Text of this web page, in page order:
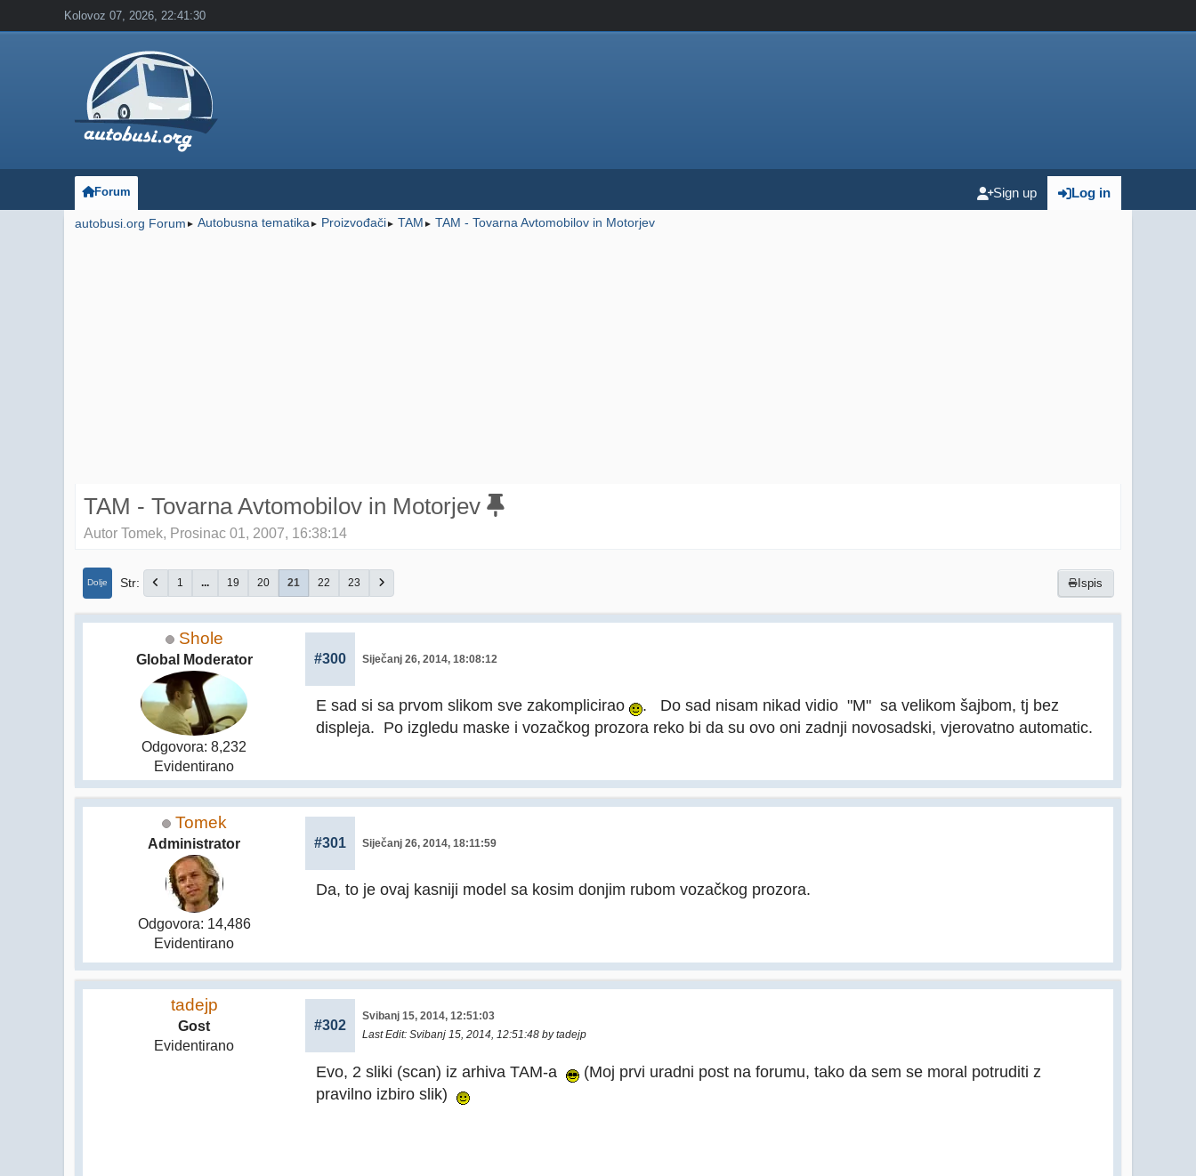
Kolovoz 07, 2026, 22:41:30
Log in
Sign up
Forum
autobusi.org Forum ► Autobusna tematika ► Proizvođači► TAM ► TAM - Tovarna Avtomobilov in Motorjev
TAM - Tovarna Avtomobilov in Motorjev
Autor Tomek, Prosinac 01, 2007, 16:38:14
Ispis
Dolje Str 1 ... 19 20 21 22 23
Shole
Global Moderator
Odgovora: 8,232
Evidentirano
#300 Siječanj 26, 2014, 18:08:12
E sad si sa prvom slikom sve zakomplicirao
. Do sad nisam nikad vidio "M" sa velikom šajbom, tj bez
displeja. Po izgledu maske i vozačkog prozora reko bi da su ovo oni zadnji novosadski, vjerovatno automatic.
Tomek
Administrator
Odgovora: 14,486
Evidentirano
#301 Siječanj 26, 2014, 18:11:59
Da, to je ovaj kasniji model sa kosim donjim rubom vozačkog prozora.
tadejp
Gost
Evidentirano
#302
Svibanj 15, 2014, 12:51:03
Last Edit: Svibanj 15, 2014, 12:51:48 by tadejp
Evo, 2 sliki (scan) iz arhiva TAM-a
(Moj prvi uradni post na forumu, tako da sem se moral potruditi z
pravilno izbiro slik)